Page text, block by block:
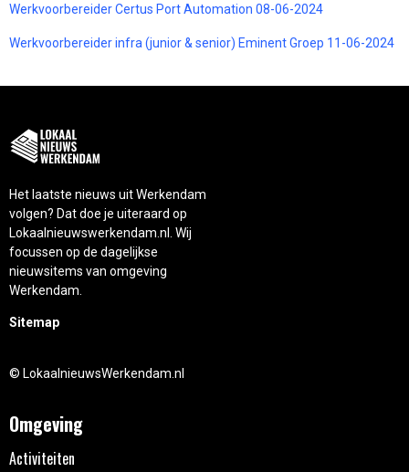
Werkvoorbereider Certus Port Automation 08-06-2024
Werkvoorbereider infra (junior & senior) Eminent Groep 11-06-2024
Het laatste nieuws uit Werkendam
volgen? Dat doe je uiteraard op
Lokaalnieuwswerkendam.nl. Wij
focussen op de dagelijkse
nieuwsitems van omgeving
Werkendam.
Sitemap
© LokaalnieuwsWerkendam.nl
Omgeving
Activiteiten